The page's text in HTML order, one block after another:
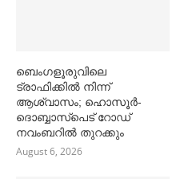
ബെംഗളൂരുവിലെ
ട്രാഫിക്കില്‍ നിന്ന്
ആശ്വാസം; ഹൊസൂര്‍-
ദൊബ്ബാസ്പെട് റോഡ്
നവംബറില്‍ തുറക്കും
August 6, 2026